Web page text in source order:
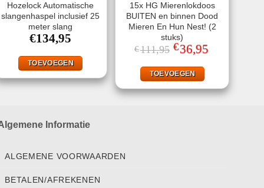
Hozelock Automatische
slangenhaspel inclusief 25
meter slang
€134,95
TOEVOEGEN
15x HG Mierenlokdoos
BUITEN en binnen Dood
Mieren En Hun Nest! (2
stuks)
€111,95 Oorspronkelijke
prijs
€111,95.
€36,95
TOEVOEGEN
Informatie
ALGEMENE VOORWAARDEN
BETALEN/AFREKENEN